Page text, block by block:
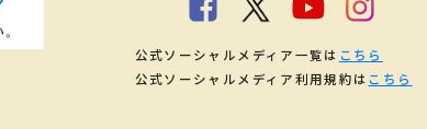
公式ソーシャルメディア一覧は こちら
公式ソーシャルメディア利用規約は こちら